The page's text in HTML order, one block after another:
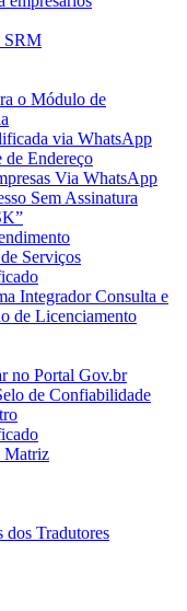
SRM
o Módulo de
via WhatsApp
Endereço
Via WhatsApp
Sem Assinatura
Serviços
Integrador Consulta e
de Licenciamento
no Portal Gov.br
de Confiabilidade
Matriz
dos Tradutores